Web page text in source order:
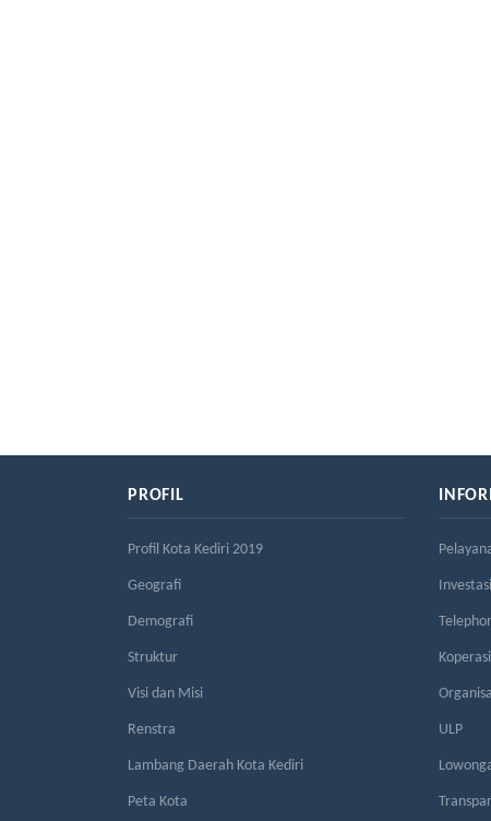
PROFIL
Profil Kota Kediri 2019
Geografi
Demografi
Struktur
Visi dan Misi
Renstra
Lambang Daerah Kota Kediri
Peta Kota
Investasi
ULP